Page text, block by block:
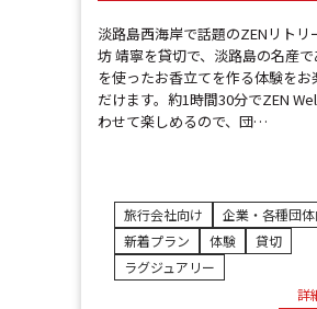
淡路島西海岸で話題のZENリトリ
坊 靖寧を貸切で、淡路島の名産
を使ったお香立てを作る体験をお
だけます。約1時間30分でZEN
わせて楽しめるので、団…
旅行会社向け
企業・各種団
新着プラン
体験
貸切
ラグジュアリー
詳